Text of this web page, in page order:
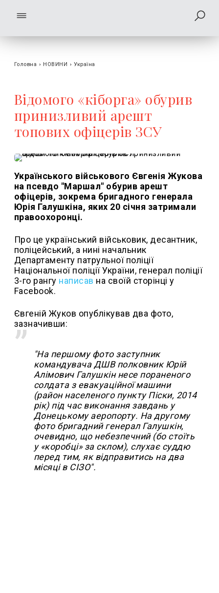
Головна › НОВИНИ › Україна
Відомого «кіборга» обурив
принизливий арешт
топових офіцерів ЗСУ
Українського військового Євгенія Жукова
на псевдо "Маршал" обурив арешт
офіцерів, зокрема бригадного генерала
Юрія Галушкіна, яких 20 січня затримали
правоохоронці.
Про це український військовик, десантник,
поліцейський, а нині начальник
Департаменту патрульної поліції
Національної поліції України, генерал поліції
3-го рангу написав на своїй сторінці у
Facebook.
Євгеній Жуков опублікував два фото,
зазначивши:
"На першому фото заступник
командувача ДШВ полковник Юрій
Алімович Галушкін несе пораненого
солдата з евакуаційної машини
(район населеного пункту Піски, 2014
рік) під час виконання завдань у
Донецькому аеропорту. На другому
фото бригадний генерал Галушкін,
очевидно, що небезпечний (бо стоїть
у «коробці» за склом), слухає суддю
перед тим, як відправитись на два
місяці в СІЗО".